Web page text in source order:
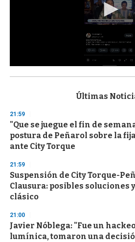
s
d
s
o
f
3
s
e
c
o
n
Últimas
21:59
"Que se juegue el fin de
postura de Peñarol sobre la
ante City Torque
21:59
Suspensión de City Torque-
Clausura: posibles soluciones
clásico
21:00
Javier Nóblega: "Fue un
lumínica, tomaron una